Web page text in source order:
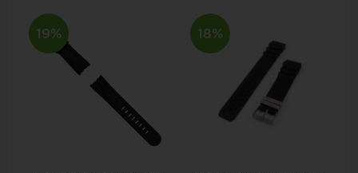
19% 18%